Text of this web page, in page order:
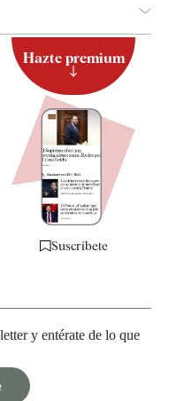
Hazte premium
Suscríbete
y entérate de lo que